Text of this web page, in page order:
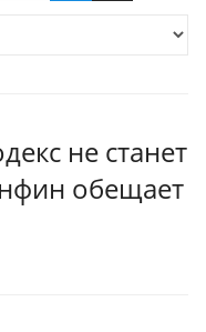
не станет
обещает